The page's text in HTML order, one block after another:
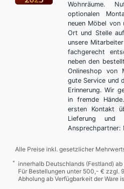
Wohnräume.
optionalen
neuen Möbel von
Ort und Stelle
unsere
fachgerecht
neben den
Onlineshop von
gute Service und
Erinnerung. Wir
in fremde
ersten Kontakt
Lieferung und
Ansprechpartner:
Alle Preise inkl. gesetzlicher
*
innerhalb Deutschlands (Festland)
Für Bestellungen unter 500,- € zzgl.
Abholung ab Verfügbarkeit der Ware